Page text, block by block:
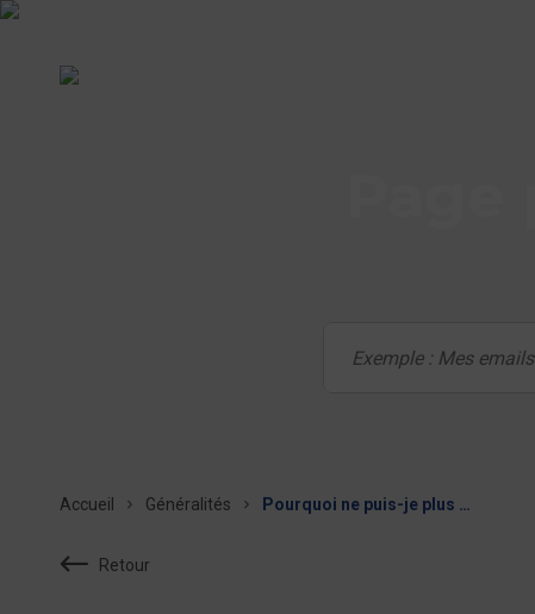
Accueil Généralités Pourquoi ne puis-je plus accéder à ma messagerie via le protocole TLS 1.0 et 1.1 ?
Retour